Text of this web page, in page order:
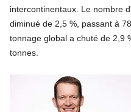
intercontinentaux. Le nombre
diminué de 2,5 %, passant à
tonnage global a chuté de 2,9
tonnes.